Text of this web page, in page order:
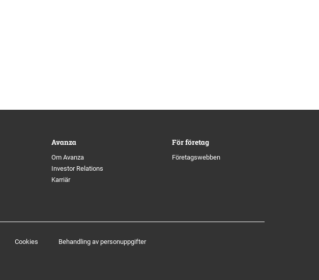
Avanza
Om Avanza
Investor Relations
Karriär
För företag
Företagswebben
Cookies Behandling av personuppgifter